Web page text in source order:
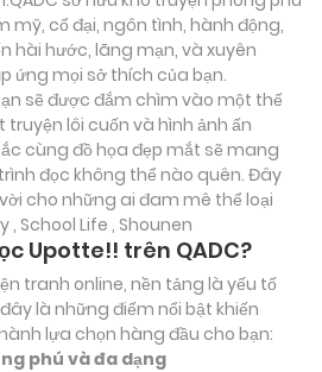
mỹ, cổ đại, ngôn tình, hành động,
hài hước, lãng mạn, và xuyên
ứng mọi sở thích của bạn.
sẽ được đắm chìm vào một thế
lôi cuốn và hình ảnh ấn
cùng đồ họa đẹp mắt sẽ mang
đọc không thể nào quên. Đây
cho những ai đam mê thể loại
School Life , Shounen
Upotte!! trên QADC?
tranh online, nền tảng là yếu tố
là những điểm nổi bật khiến
lựa chọn hàng đầu cho bạn:
phú và đa dạng